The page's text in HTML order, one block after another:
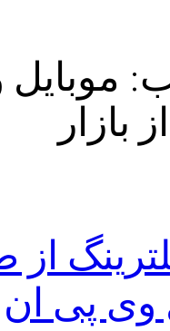
بازار
وی پی ان